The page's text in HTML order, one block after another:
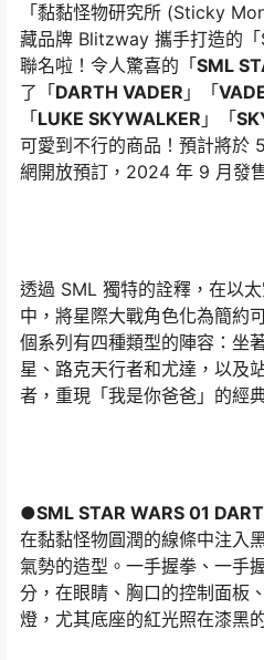
「黏黏怪物研究所 (Sticky
藏品牌 Blitzway 攜手打造的「
聯名啦！令人驚喜的「SML
了「DARTH VADER 」「
「LUKE SKYWALKER 」「
可愛到不行的商品！預計將於
網開放預訂，2024 年 9 月發
透過 SML 獨特的詮釋，在以
中，將星際大戰角色化為簡約
個系列有四種類型的陣容：坐
星、路克天行者和尤達，以及
者，重現「我是你爸爸」的經
●SML STAR WARS 01
在黏黏怪物圓潤的線條中注入
氣勢的造型。一手握拳、一手
分，在眼睛、胸口的控制面板
燈，尤其底座的紅光照在漆黑